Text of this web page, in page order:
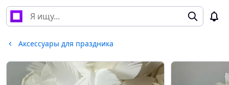
Аксессуары для праздника